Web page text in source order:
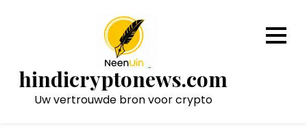
hindicryptonews.com
Uw vertrouwde bron voor crypto